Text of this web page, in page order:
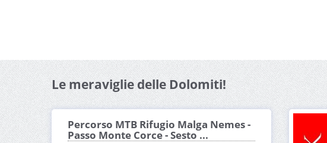
Le meraviglie delle Dolomiti!
Percorso MTB Rifugio Malga Nemes -
Passo Monte Corce - Sesto ...